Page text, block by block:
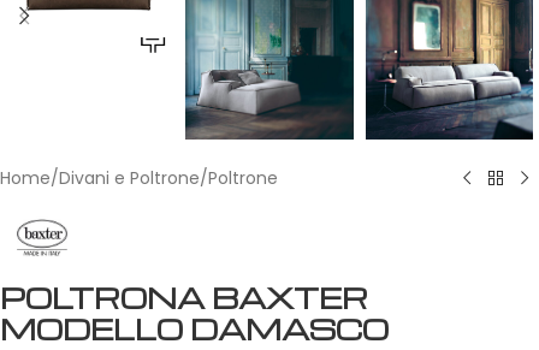
Home/Divani e Poltrone/Poltrone
POLTRONA BAXTER
MODELLO DAMASCO